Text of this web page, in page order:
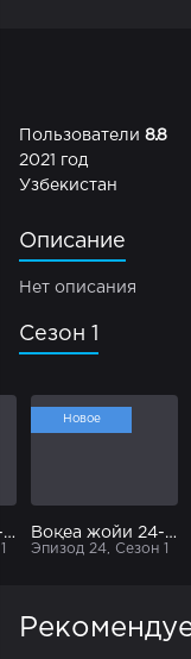
Пользователи 8.8
2021 год
Узбекистан
Описание
Нет описания
Сезон 1
Воқеа жойи 23-серия
Новое
Воқеа жойи 24-серия
Эпизод 24, Сезон 1